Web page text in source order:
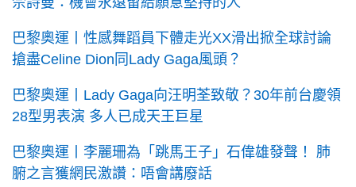
巴黎奧運丨性感舞蹈員下體走光XX滑出掀全球討論
搶盡Celine Dion同Lady Gaga風頭？
巴黎奧運丨Lady Gaga向汪明荃致敬？30年前台慶領
28型男表演 多人已成天王巨星
巴黎奧運丨李麗珊為「跳馬王子」石偉雄發聲！ 肺
腑之言獲網民激讚：唔會講廢話